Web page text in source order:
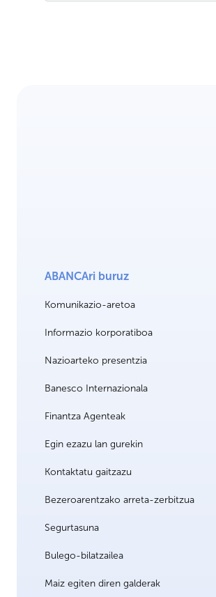
ABANCAri buruz
Komunikazio-aretoa
Informazio korporatiboa
Nazioarteko presentzia
Banesco Internazionala
Finantza Agenteak
Egin ezazu lan gurekin
Kontaktatu gaitzazu
Bezeroarentzako arreta-zerbitzua
Segurtasuna
Bulego-bilatzailea
Maiz egiten diren galderak